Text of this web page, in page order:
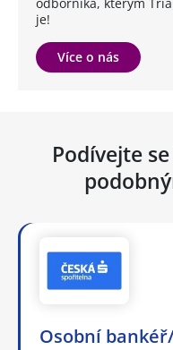
je!
Více o nás
Podívejte
Osobní